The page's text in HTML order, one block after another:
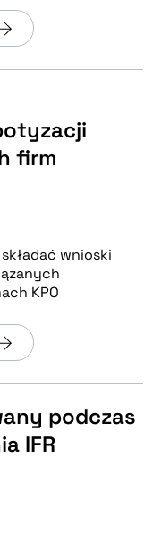
firm
wnioski
KPO
podczas
IFR